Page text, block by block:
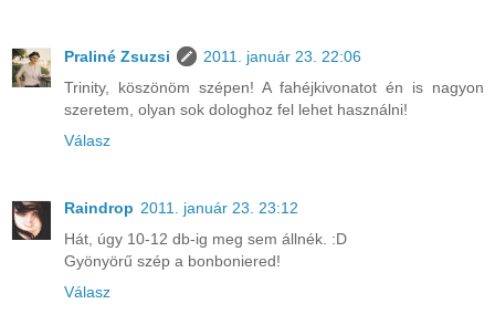
Praliné Zsuzsi
2011. január 23. 22:06
Trinity, köszönöm szépen! A fahéjkivonatot én is nagyon
szeretem, olyan sok dologhoz fel lehet használni!
Válasz
Raindrop 2011. január 23. 23:12
Hát, úgy 10-12 db-ig meg sem állnék. :D
Gyönyörű szép a bonboniered!
Válasz